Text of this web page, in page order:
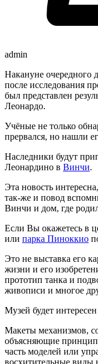
admin
Накануне очередного
после исследования
был представлен
Леонардо.
Учёные не только
прервался, но нашли
Наследники будут
Леонардино в Винчи.
Эта новость
так-же и повод
Винчи и дом, где
Если Вы окажетесь в
или парка Пиноккио
Это не выставка его
жизни и его
прототип танка и
живописи и многое
Музей будет
Макеты механизмов,
объясняющие принцип
часть моделей или
восхитительные виды